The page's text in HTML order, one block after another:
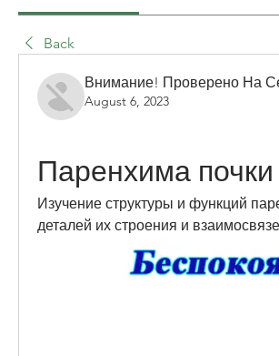
Back
Внимание! Проверено На
August 6, 2023
Паренхима
Изучение структуры и функций
деталей их строения и